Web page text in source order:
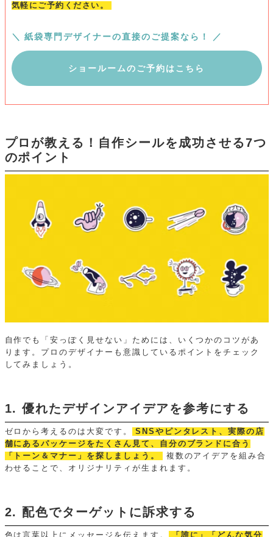
気軽にご予約ください。
＼ 紙袋専門デザイナーの直接のご提案なら！ ／
ショールームのご予約はこちら
プロが教える！自作シールを成功させる7つ
のポイント
自作でも「安っぽく見せない」ためには、いくつかのコツがあ
ります。プロのデザイナーも意識しているポイントをチェック
してみましょう。
1. 優れたデザインアイデアを参考にする
ゼロから考えるのは大変です。
SNSやピンタレスト、実際の店
舗にあるパッケージをたくさん見て、自分のブランドに合う
「トーン＆マナー」を探しましょう。
複数のアイデアを組み合
わせることで、オリジナリティが生まれます。
2. 配色でターゲットに訴求する